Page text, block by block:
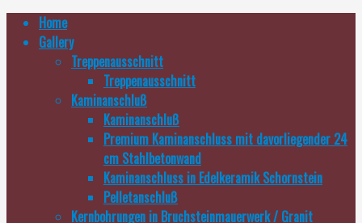
Home
Gallery
Treppenausschnitt
Treppenausschnitt
Kaminanschluß
Kaminanschluß
Premium Kaminanschluss mit davorliegender 24
cm Stahlbetonwand
Kaminanschluss in Edelkeramik Schornstein
Pelletanschluß
Kernbohrungen in Bruchsteinmauerwerk / Granit